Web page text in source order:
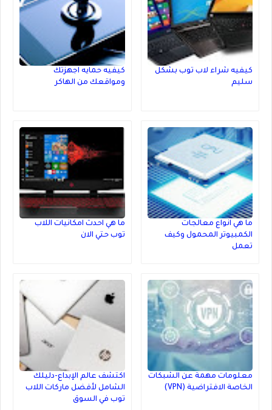
كيفيه شراء لاب توب بشكل
سليم
كيفيه حمايه اجهزتك
ومواقعك من الهاكر
ما هي انواع معالجات
الكمبيوتر المحمول وكيف
تعمل
ما هي احدث امكانيات اللاب
توب حتي الان
معلومات مهمة عن الشبكات
الخاصة الافتراضية (VPN)
اكتشف عالم الإبداع-دليلك
الشامل لأفضل ماركات اللاب
توب في السوق